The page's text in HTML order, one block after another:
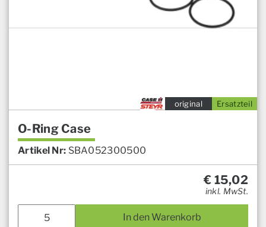
Ersatzteil
original
O-Ring Case
Artikel Nr: SBA052300500
€ 15,02
inkl. MwSt.
In den Warenkorb